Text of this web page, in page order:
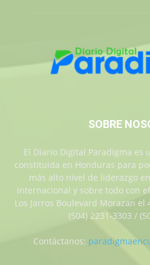
SOBRE
El Diario Digital Paradigma es
constituida en Honduras para
más alto nivel de liderazgo
internacional y sobre todo con
Los Jarros Boulevard Morazan el
(504) 2231-3303 /
Contáctanos: